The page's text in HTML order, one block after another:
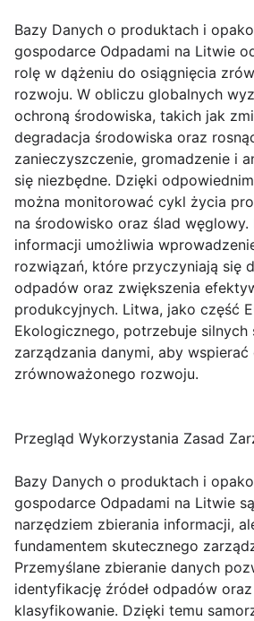
Bazy Danych o produktach i
gospodarce Odpadami na Litwie
rolę w dążeniu do osiągnięcia
rozwoju. W obliczu globalnych
ochroną środowiska, takich jak
degradacja środowiska oraz
zanieczyszczenie, gromadzenie i
się niezbędne. Dzięki
można monitorować cykl życia
na środowisko oraz ślad węglowy.
informacji umożliwia
rozwiązań, które przyczyniają się
odpadów oraz zwiększenia
produkcyjnych. Litwa, jako część
Ekologicznego, potrzebuje silnych
zarządzania danymi, aby wspierać
zrównoważonego rozwoju.
Przegląd Wykorzystania Zasad
Bazy Danych o produktach i
gospodarce Odpadami na Litwie
narzędziem zbierania informacji,
fundamentem skutecznego
Przemyślane zbieranie danych
identyfikację źródeł odpadów oraz
klasyfikowanie. Dzięki temu